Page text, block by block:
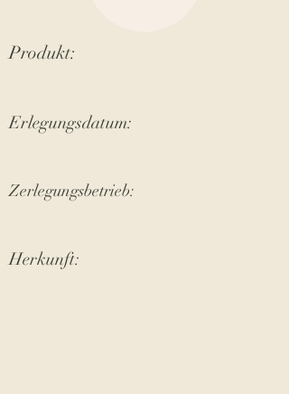
Produkt:
Erlegungsdatum:
Zerlegungsbetrieb:
Herkunft: